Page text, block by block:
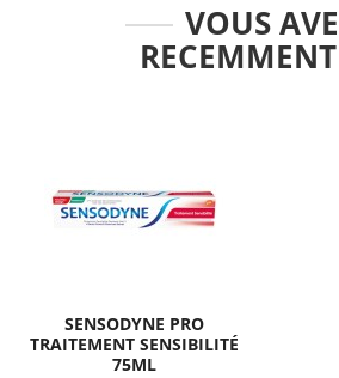
VOUS
RECEMMENT
SENSODYNE PRO
TRAITEMENT SENSIBILITÉ
75ML